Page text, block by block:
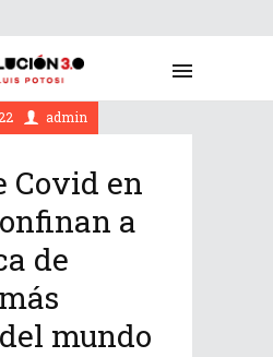
admin
Covid en
a
de
mundo